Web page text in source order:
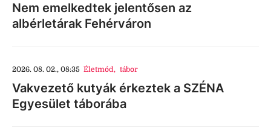
Nem emelkedtek jelentősen az
albérletárak Fehérváron
2026. 08. 02., 08:35 Életmód, tábor
Vakvezető kutyák érkeztek a SZÉNA
Egyesület táborába